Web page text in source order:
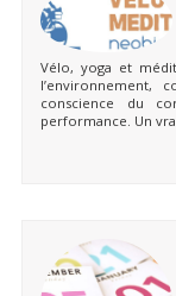
Vélo, yoga et
l’environnement,
conscience du
performance. Un